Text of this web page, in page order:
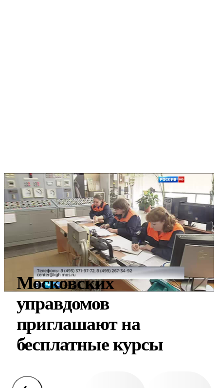
Московских
управдомов
приглашают на
бесплатные курсы